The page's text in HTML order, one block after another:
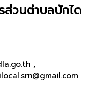
ส่วนตำบลบักได
,